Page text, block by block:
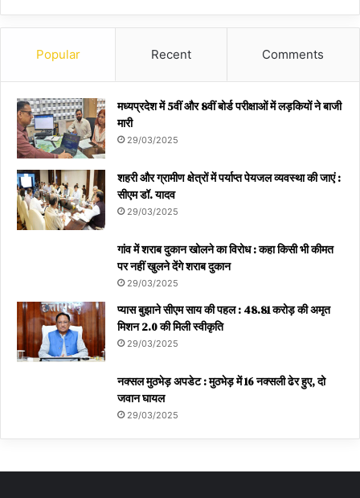
Popular Recent Comments
मध्यप्रदेश में 5वीं और 8वीं बोर्ड परीक्षाओं में लड़कियों ने बाजी
मारी
29/03/2025
शहरी और ग्रामीण क्षेत्रों में पर्याप्त पेयजल व्यवस्था की जाएं :
सीएम डॉ. यादव
29/03/2025
गांव में शराब दुकान खोलने का विरोध : कहा किसी भी कीमत
पर नहीं खुलने देंगे शराब दुकान
29/03/2025
प्यास बुझाने सीएम साय की पहल : 48.81 करोड़ की अमृत
मिशन 2.0 की मिली स्वीकृति
29/03/2025
नक्सल मुठभेड़ अपडेट : मुठभेड़ में 16 नक्सली ढेर हुए, दो
जवान घायल
29/03/2025